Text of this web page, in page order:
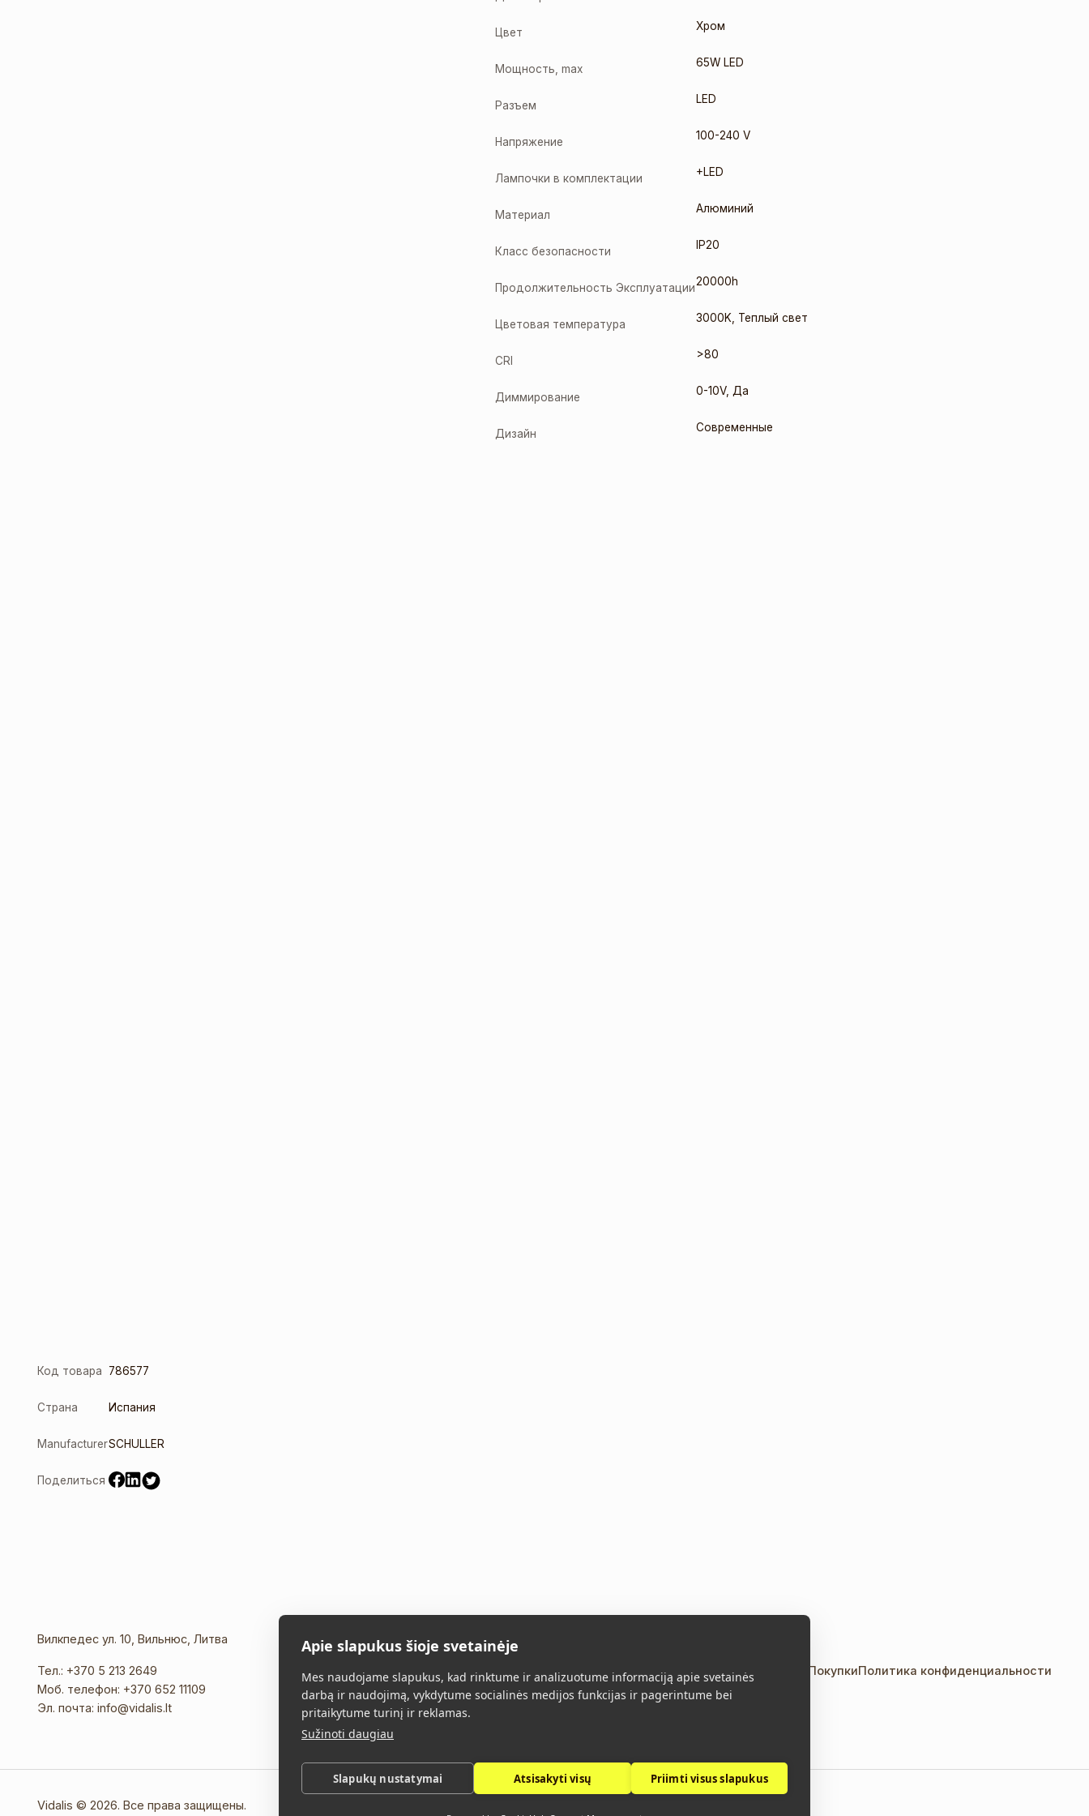
Код товара 786577
Страна Испания
ManufacturerSCHULLER
Поделиться
Цвет Хром
Мощность, max 65W LED
Разъем LED
Напряжение 100-240 V
Лампочки в комплектации +LED
Материал Алюминий
Класс безопасности IP20
Продолжительность Эксплуатации20000h
Цветовая температура 3000K Теплый свет
CRI >80
Диммирование 0-10V, Да
Дизайн Современные
Вилкпедес ул. 10, Вильнюс, Литва
Тел.: +370 5 213 2649
Моб. телефон: +370 652 11109
Эл. почта: info@vidalis.lt
Главная Все товары О нас Контакты Правила ПокупкиПолитика конфиденциальности
Vidalis © 2026. Все права защищены.
Apie slapukus šioje svetainėje
Mes naudojame slapukus, kad rinktume ir analizuotume informaciją apie svetainės
darbą ir naudojimą, vykdytume socialinės medijos funkcijas ir pagerintume bei
pritaikytume turinį ir reklamas.
Sužinoti daugiau
Slapukų nustatymai Atsisakyti visų Priimti visus slapukus